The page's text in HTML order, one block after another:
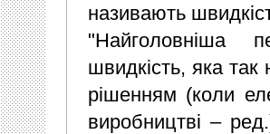
називають
"Найголовніша
швидкість, яка
рішенням (коли
виробництві –